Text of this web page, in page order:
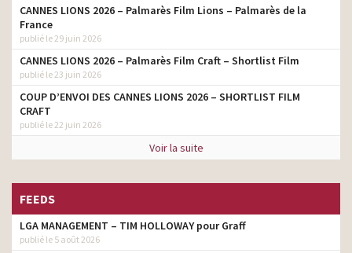
CANNES LIONS 2026 – Palmarès Film Lions – Palmarès de la
France
publié le 29 juin 2026
CANNES LIONS 2026 – Palmarès Film Craft – Shortlist Film
publié le 23 juin 2026
COUP D’ENVOI DES CANNES LIONS 2026 – SHORTLIST FILM
CRAFT
publié le 22 juin 2026
Voir la suite
FEEDS
LGA MANAGEMENT – TIM HOLLOWAY pour Graff
publié le 5 août 2026